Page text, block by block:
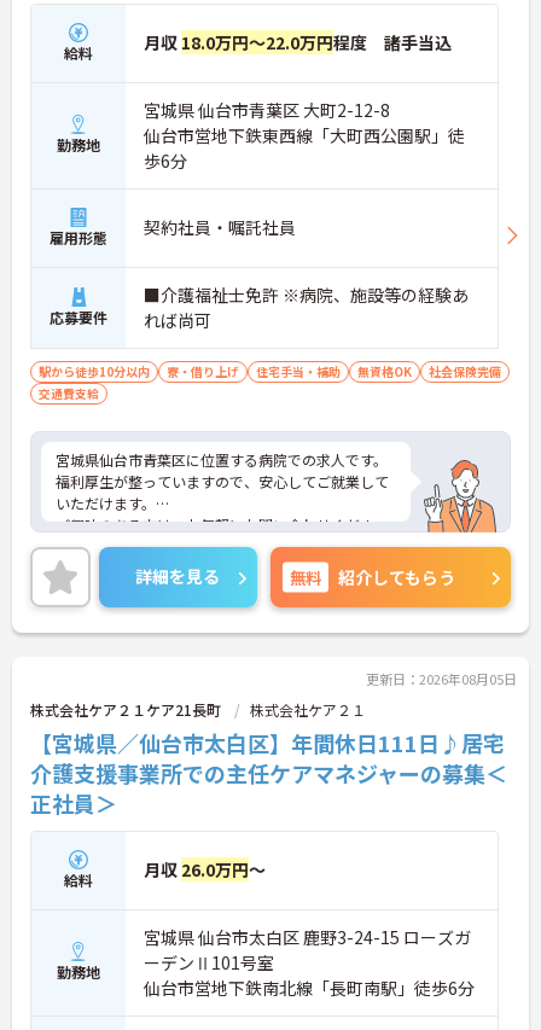
給料 月収 18.0万円～22.0万円程度 諸手当込
勤務地
宮城県 仙台市青葉区 大町2-12-8
仙台市営地下鉄東西線「大町西公園駅」徒
歩6分
雇用形態 契約社員・嘱託社員
応募要件
■介護福祉士免許 ※病院、施設等の経験あ
れば尚可
駅から徒歩10分以内 寮・借り上げ 住宅手当・補助 無資格OK
社会保険完備
交通費支給
宮城県仙台市青葉区に位置する病院での求人です。
福利厚生が整っていますので、安心してご就業して
いただけます。
ご興味のある方は、お気軽にお問い合わせくださ
い。
詳細を見る 無料 紹介してもらう
更新日：2026年08月05日
株式会社ケア２１ケア21長町 株式会社ケア２１
【宮城県／仙台市太白区】年間休日111日♪居宅
介護支援事業所での主任ケアマネジャーの募集＜
正社員＞
給料 月収 26.0万円～
勤務地
宮城県 仙台市太白区 鹿野3-24-15 ローズガ
ーデンⅡ101号室
仙台市営地下鉄南北線「長町南駅」徒歩6分